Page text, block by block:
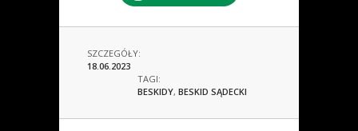
SZCZEGÓŁY:
18.06.2023
TAGI:
BESKIDY, BESKID SĄDECKI